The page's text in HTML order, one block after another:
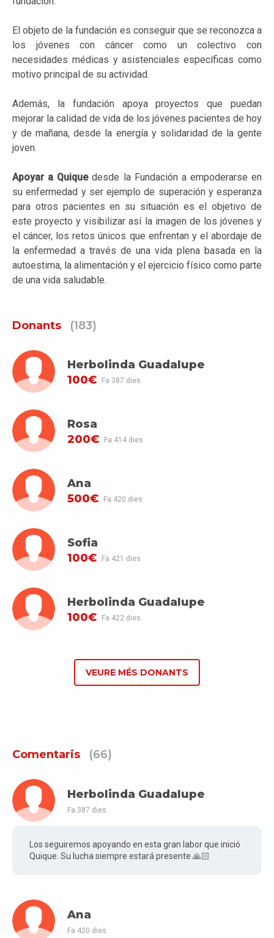
El objeto de la fundación es conseguir que se reconozca a
los jóvenes con cáncer como un colectivo con
necesidades médicas y asistenciales específicas como
motivo principal de su actividad.
Además, la fundación apoya proyectos que puedan
mejorar la calidad de vida de los jóvenes pacientes de hoy
y de mañana, desde la energía y solidaridad de la gente
joven.
Apoyar a Quiquedesde la Fundación a empoderarse en
su enfermedad y ser ejemplo de superación y esperanza
para otros pacientes en su situación es el objetivo de
este proyecto y visibilizar así la imagen de los jóvenes y
el cáncer, los retos únicos que enfrentan y el abordaje de
la enfermedad a través de una vida plena basada en la
autoestima, la alimentación y el ejercicio físico como parte
de una vida saludable.
Donants (183)
Herbolinda Guadalupe
100€
Fa 387 dies
Rosa
200€
Fa 414 dies
Ana
500€
Fa 420 dies
Sofia
100€
Fa 421 dies
Herbolinda Guadalupe
100€
Fa 422 dies
VEURE MÉS DONANTS
Comentaris (66)
Herbolinda Guadalupe
Fa 387 dies
Los seguiremos apoyando en esta gran labor que inició
Quique. Su lucha siempre estará presente 🙏🏻
Ana
Fa 420 dies